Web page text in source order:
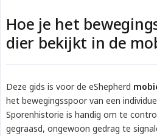
Hoe je het
dier bekijkt in de
Deze gids is voor de eShepherd
het bewegingsspoor van een
Sporenhistorie is handig om te
gegraasd, ongewoon gedrag te